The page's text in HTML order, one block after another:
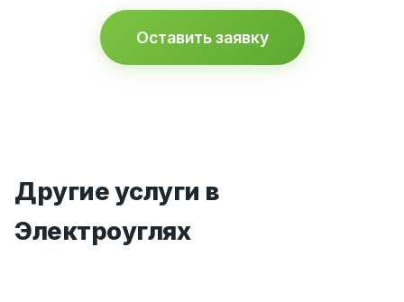
Оставить заявку
Другие услуги в
Электроуглях